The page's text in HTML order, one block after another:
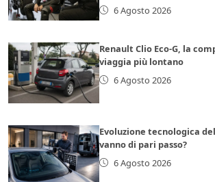
6 Agosto 2026
Renault Clio Eco-G, la
viaggia più lontano
6 Agosto 2026
Evoluzione tecnologica
vanno di pari passo?
6 Agosto 2026